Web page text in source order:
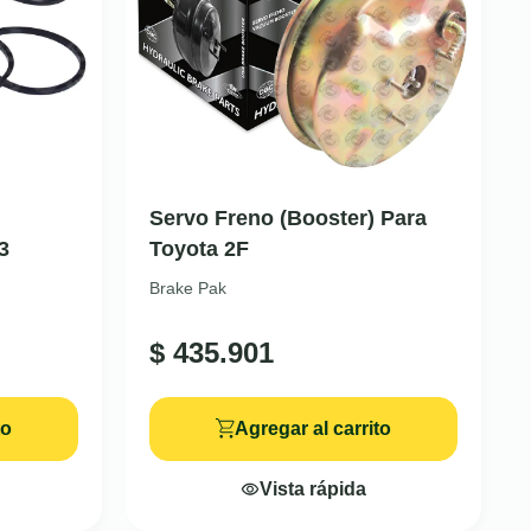
Servo Freno (Booster) Para
Toyota 2F
Brake Pak
$ 435.901
Agregar al carrito
Vista rápida